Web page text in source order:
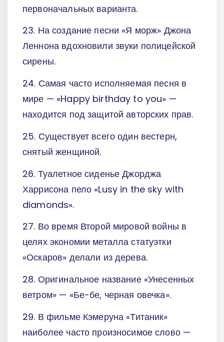
первоначальных варианта.
23. На создание песни «Я морж» Джона
Леннона вдохновили звуки полицейской
сирены.
24. Самая часто исполняемая песня в
мире — «Happy birthday to you» —
находится под защитой авторских прав.
25. Существует всего один вестерн,
снятый женщиной.
26. Туалетное сиденье Джорджа
Харрисона пело «Lusy in the sky with
diamonds».
27. Во время Второй мировой войны в
целях экономии металла статуэтки
«Оскаров» делали из дерева.
28. Оригинальное название «Унесенных
ветром» — «Бе-бе, черная овечка».
29. В фильме Кэмеруна «Титаник»
наиболее часто произносимое слово —